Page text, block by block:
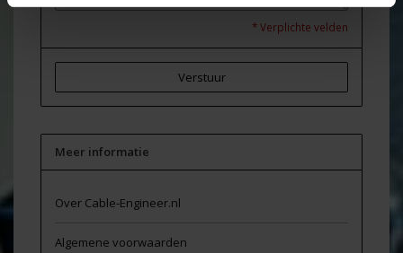
* Verplichte velden
Verstuur
Meer informatie
Over Cable-Engineer.nl
Algemene voorwaarden